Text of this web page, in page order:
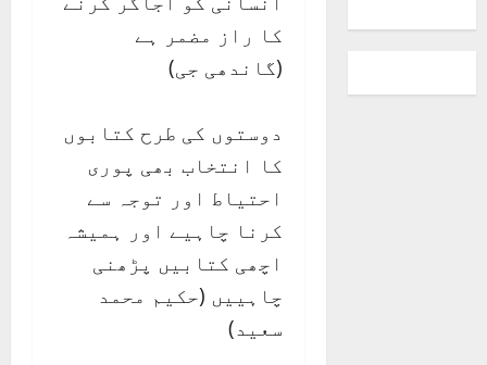
کا راز مضمر ہے
(گاندھی جی)
دوستوں کی طرح کتابوں
کا انتخاب بھی پوری
احتیاط اور توجہ سے
کرنا چاہیے اور ہمیشہ
اچھی کتابیں پڑھنی
چاہییں (حکیم محمد
سعید)